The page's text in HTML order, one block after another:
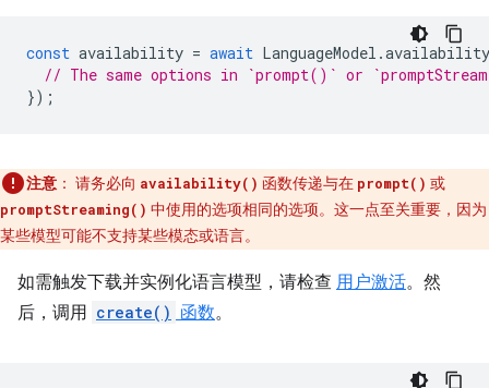
const availability = await LanguageModel .availability
// The same options in `prompt()` or
});
注意 ： 请务必向 availability() 函数传递与在 prompt() 或
promptStreaming() 中使用的选项相同的选项。这一点至关重要，因为
某些模型可能不支持某些模态或语言。
如需触发下载并实例化语言模型，请检查 用户激活。然
后，调用 create() 函数。